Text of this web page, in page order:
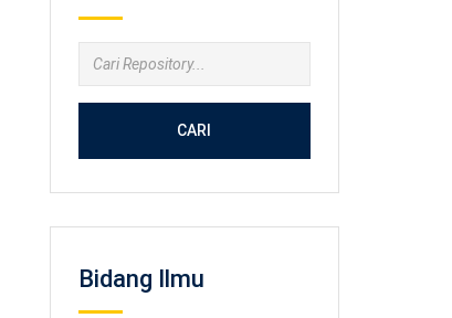
CARI
Bidang Ilmu